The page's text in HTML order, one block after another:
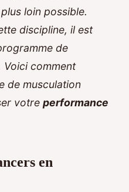
loin possible.
discipline, il est
de
Voici comment
de musculation
votre performance
en